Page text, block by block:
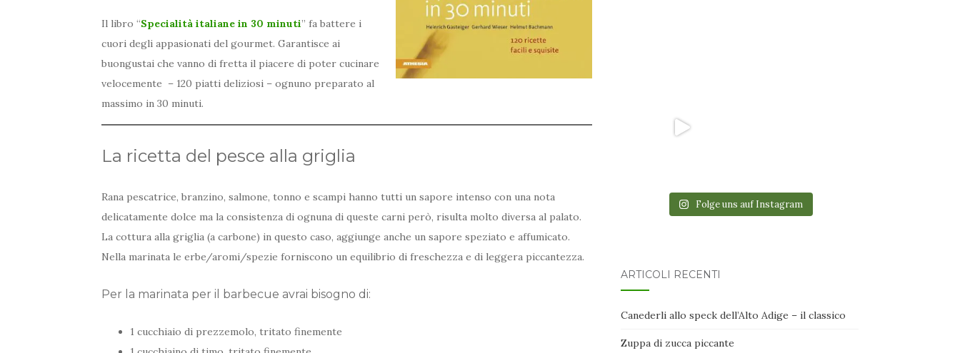
Il libro “Specialità italiane in 30 minuti” fa battere i
cuori degli appasionati del gourmet. Garantisce ai
buongustai che vanno di fretta il piacere di poter cucinare
velocemente – 120 piatti deliziosi – ognuno preparato al
massimo in 30 minuti.
La ricetta del pesce alla griglia
Rana pescatrice, branzino, salmone, tonno e scampi hanno tutti un sapore intenso con una nota
delicatamente dolce ma la consistenza di ognuna di queste carni però, risulta molto diversa al palato.
La cottura alla griglia (a carbone) in questo caso, aggiunge anche un sapore speziato e affumicato.
Nella marinata le erbe/aromi/spezie forniscono un equilibrio di freschezza e di leggera piccantezza.
Per la marinata per il barbecue avrai bisogno di:
1 cucchiaio di prezzemolo, tritato finemente
Folge uns auf Instagram
ARTICOLI RECENTI
Canederli allo speck dell’Alto Adige – il classico
Zuppa di zucca piccante